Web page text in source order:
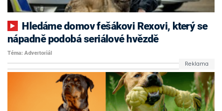
nápadně podobá seriálové hvězdě
Téma: Advertoriál